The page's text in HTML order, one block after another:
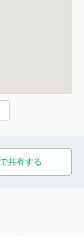
共有する